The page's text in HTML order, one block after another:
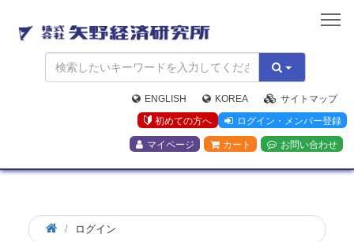
矢
野
経
済
研
究
所
ENGLISH KOREA
サイトマップ
初めての方へ
ログイン・メンバー登録
マイページ カート お問い合わせ
ログイン